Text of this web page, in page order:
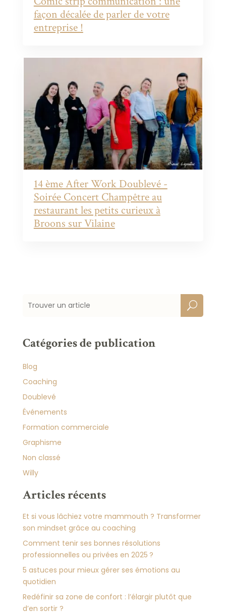
façon décalée de parler de votre
entreprise !
14 ème After Work Doublevé -
Soirée Concert Champêtre au
restaurant les petits curieux à
Broons sur Vilaine
Catégories de publication
Blog
Coaching
Doublevé
Événements
Formation commerciale
Graphisme
Non classé
Willy
Articles récents
Et si vous lâchiez votre mammouth ? Transformer
son mindset grâce au coaching
Comment tenir ses bonnes résolutions
professionnelles ou privées en 2025 ?
5 astuces pour mieux gérer ses émotions au
quotidien
Redéfinir sa zone de confort : l’élargir plutôt que
d’en sortir ?